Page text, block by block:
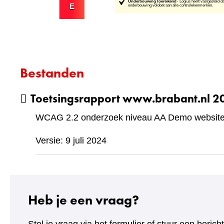
Bestanden
Toetsingsrapport www.brabant.nl
WCAG 2.2 onderzoek niveau AA Demo
Versie: 9 juli 2024
Heb je een vraag?